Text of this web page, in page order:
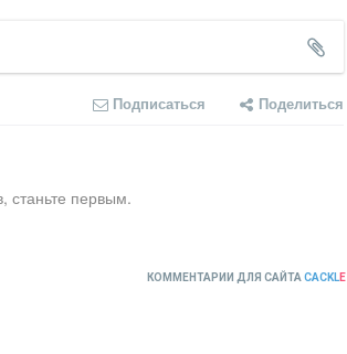
Подписаться Поделиться
станьте первым.
КОММЕНТАРИИ ДЛЯ САЙТА CACKLE